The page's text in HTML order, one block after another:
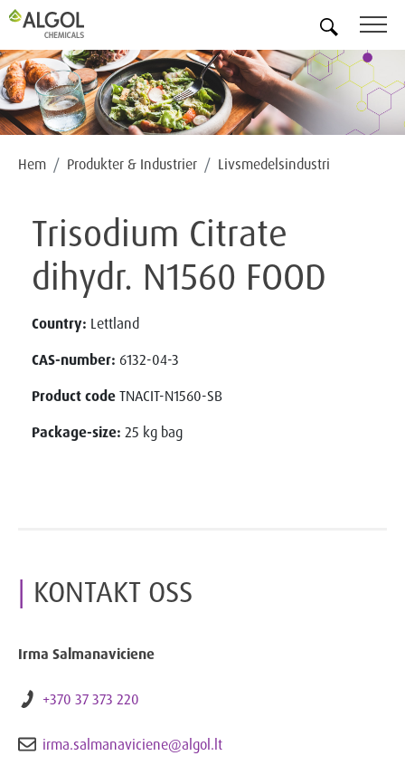
Hem Produkter & Industrier Livsmedelsindustri
Trisodium Citrate
dihydr. N1560 FOOD
Country: Lettland
CAS-number: 6132-04-3
Product code TNACIT-N1560-SB
Package-size: 25 kg bag
KONTAKT OSS
Irma Salmanaviciene
+370 37 373 220
irma.salmanaviciene@algol.lt